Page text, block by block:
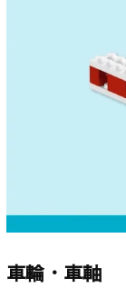
車輪・車軸